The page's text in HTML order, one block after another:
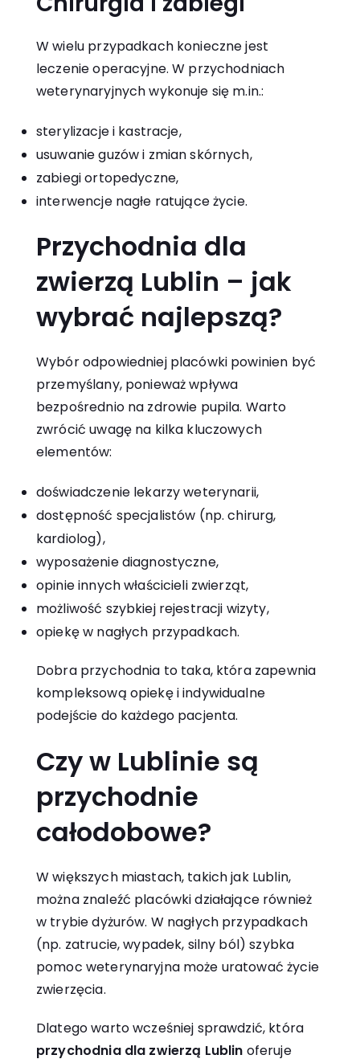
W wielu przypadkach konieczne jest
leczenie operacyjne. W przychodniach
weterynaryjnych wykonuje się m.in.:
sterylizacje i kastracje,
usuwanie guzów i zmian skórnych,
zabiegi ortopedyczne,
interwencje nagłe ratujące życie.
Przychodnia dla
zwierzą Lublin – jak
wybrać najlepszą?
Wybór odpowiedniej placówki powinien być
przemyślany, ponieważ wpływa
bezpośrednio na zdrowie pupila. Warto
zwrócić uwagę na kilka kluczowych
elementów:
doświadczenie lekarzy weterynarii,
dostępność specjalistów (np. chirurg,
kardiolog),
wyposażenie diagnostyczne,
opinie innych właścicieli zwierząt,
możliwość szybkiej rejestracji wizyty,
opiekę w nagłych przypadkach.
Dobra przychodnia to taka, która zapewnia
kompleksową opiekę i indywidualne
podejście do każdego pacjenta.
Czy w Lublinie są
przychodnie
całodobowe?
W większych miastach, takich jak Lublin,
można znaleźć placówki działające również
w trybie dyżurów. W nagłych przypadkach
(np. zatrucie, wypadek, silny ból) szybka
pomoc weterynaryjna może uratować życie
zwierzęcia.
Dlatego warto wcześniej sprawdzić, która
przychodnia dla zwierzą Lublin oferuje